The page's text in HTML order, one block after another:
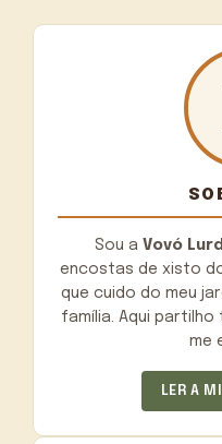
Sou a Vovó
encostas de xisto
que cuido do meu
família. Aqui
me
LER A